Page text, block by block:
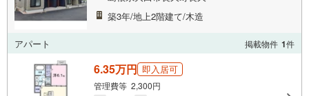
築3年/地上2階建て/木造
アパート 掲載物件 1件
6.35万円 即入居可
管理費等 2,300円